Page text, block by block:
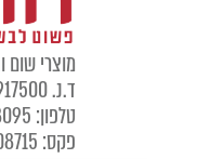
מוצרי שום
ד.נ. 7917500 חוף אשקלון
טלפון: 08-6808095
פקס: 08-6808715